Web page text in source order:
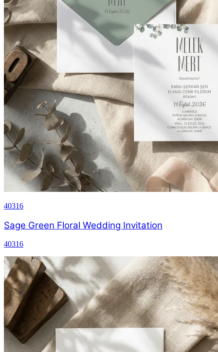
40316
Sage Green Floral Wedding Invitation
40316